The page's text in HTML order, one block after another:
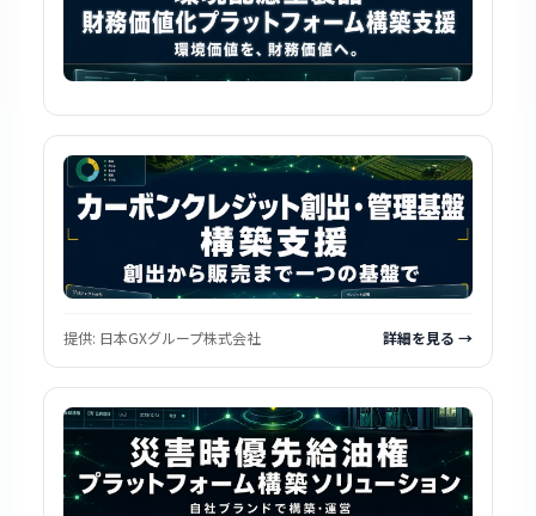
提供: 日本GXグループ株式会社 詳細を見る →